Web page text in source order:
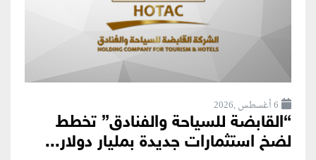
6 أغسطس ,2026
“القابضة للسياحة والفنادق” تخطط
لضخ استثمارات جديدة بمليار دولار...